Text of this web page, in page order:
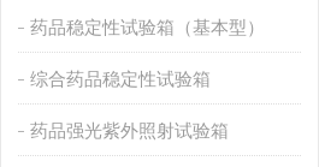
药品稳定性试验箱（基本型）
综合药品稳定性试验箱
药品强光紫外照射试验箱